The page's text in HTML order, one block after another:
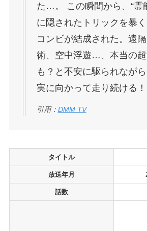
た…。 この瞬間から、“霊
に隠されたトリックを暴
コンビが結成された。遠
術、空中浮遊…、本当の
も？と不安に駆られなが
実に向かって走り続ける！
引用： DMM TV
タイトル
放送年月
話数